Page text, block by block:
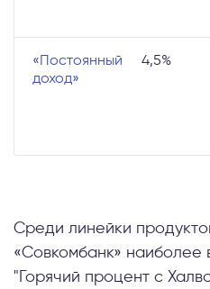
«Постоянный
доход»
4,5%
Среди линейки
«Совкомбанк» наиболее
"Горячий процент с